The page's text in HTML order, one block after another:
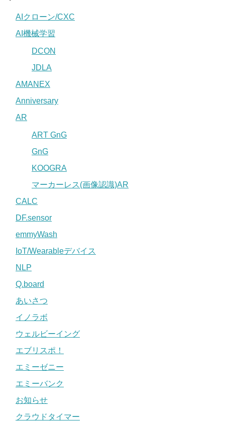
AIクローン/CXC
AI機械学習
DCON
JDLA
AMANEX
Anniversary
AR
ART GnG
GnG
KOOGRA
マーカーレス(画像認識)AR
CALC
DF.sensor
emmyWash
IoT/Wearableデバイス
NLP
Q.board
あいさつ
イノラボ
ウェルビーイング
エブリスポ！
エミーゼニー
エミーバンク
お知らせ
クラウドタイマー